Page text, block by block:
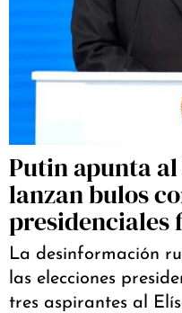
Putin apunta
lanzan bulos
presidenciales
La desinformación
las elecciones
tres aspirantes al